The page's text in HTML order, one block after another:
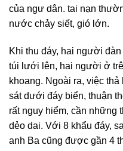
của ngư dân. tai nạn
nước chảy siết, gió lớn.
Khi thu đáy, hai người
túi lưới lên, hai người ở
khoang. Ngoài ra, việc
sát dưới đáy biển, thuận
rất nguy hiểm, cần những
dẻo dai. Với 8 khẩu đáy,
anh Ba cũng được gần 4